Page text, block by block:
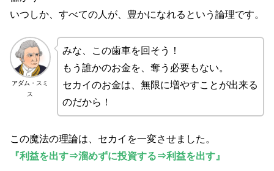
いつしか、すべての人が、豊かになれるという論理です。
アダム・スミ
ス
みな、この歯車を回そう！
もう誰かのお金を、奪う必要もない。
セカイのお金は、無限に増やすことが出来る
のだから！
この魔法の理論は、セカイを一変させました。
『利益を出す⇒溜めずに投資する⇒利益を出す』